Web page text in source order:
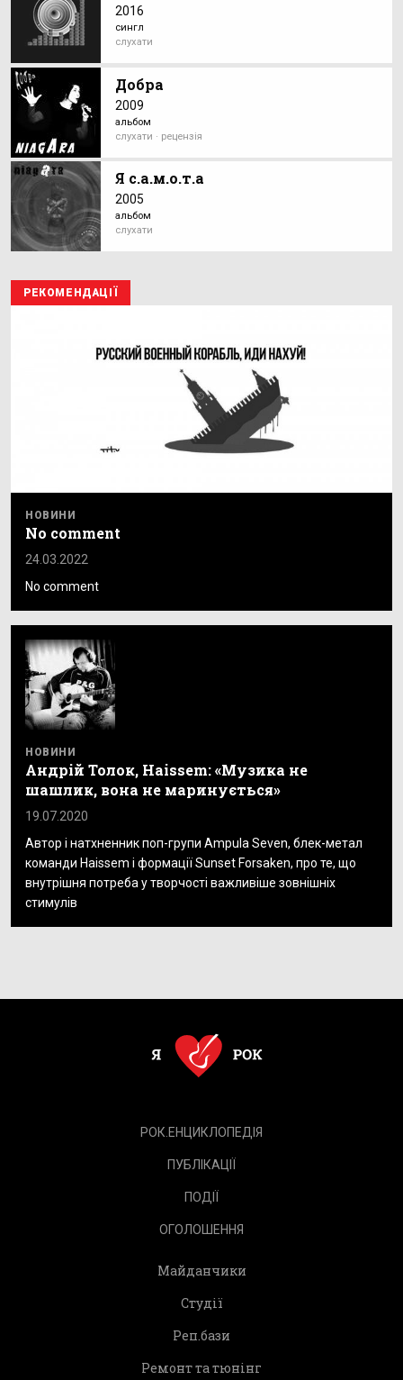
2016
сингл
слухати
Добра
2009
альбом
слухати · рецензія
Я с.а.м.о.т.а
2005
альбом
слухати
РЕКОМЕНДАЦІЇ
НОВИНИ
No comment
24.03.2022
No comment
НОВИНИ
Андрій Толок, Haissem: «Музика не
шашлик, вона не маринується»
19.07.2020
Автор і натхненник поп-групи Ampula Seven, блек-метал
команди Haissem і формації Sunset Forsaken, про те, що
внутрішня потреба у творчості важливіше зовнішніх
стимулів
РОК.ЕНЦИКЛОПЕДІЯ
ПУБЛІКАЦІЇ
ПОДІЇ
ОГОЛОШЕННЯ
Майданчики
Студії
Реп.бази
Ремонт та тюнінг